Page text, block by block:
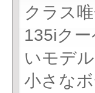
クラス
135iク
いモデル
小さな